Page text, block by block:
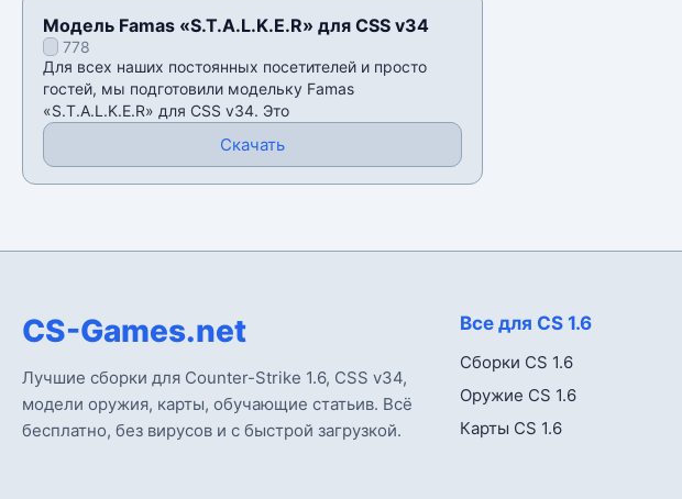
Модель Famas «S.T.A.L.K.E.R» для CSS v34
778
Для всех наших постоянных посетителей и просто
гостей, мы подготовили модельку Famas
«S.T.A.L.K.E.R» для CSS v34. Это
Скачать
CS-Games.net
Лучшие сборки для Counter-Strike 1.6, CSS v34,
модели оружия, карты, обучающие статьив. Всё
бесплатно, без вирусов и с быстрой загрузкой.
Все для CS 1.6
Сборки CS 1.6
Оружие CS 1.6
Карты CS 1.6